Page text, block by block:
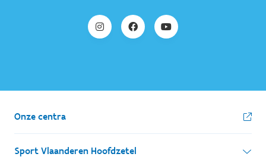
Onze centra
Sport Vlaanderen Hoofdzetel